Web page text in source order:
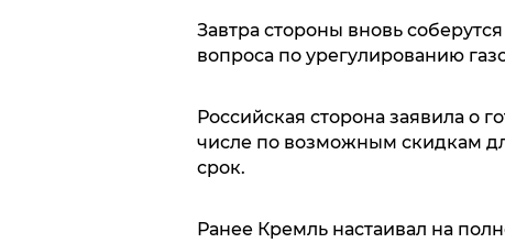
Завтра стороны вновь
вопроса по урегулированию
Российская сторона заявила о
числе по возможным скидкам
срок.
Ранее Кремль настаивал на